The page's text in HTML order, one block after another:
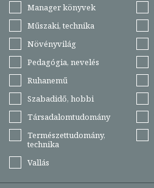
Manager könyvek
Műszaki, technika
Növényvilág
Pedagógia, nevelés
Ruhanemű
Szabadidő, hobbi
Társadalomtudomány
Természettudomány,
technika
Vallás